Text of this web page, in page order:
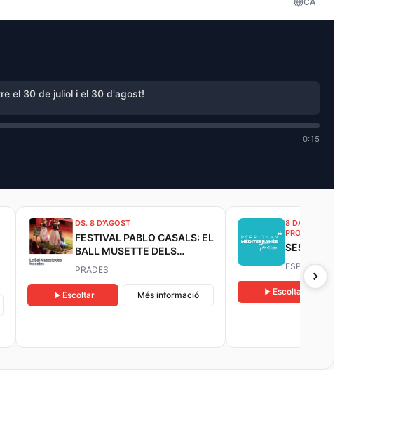
el 30 de juliol i el 30 d'agost!
0:15
DS. 8 D’AGOST
FESTIVAL PABLO CASALS: EL
BALL MUSETTE DELS
INSECTES
PRADES
Escoltar Més informació
8 DATAS
PROPERA 8 D’AGOST
SESSIÓ JOCS VIDEO
ESPIRA-DE-L'AGLY
Escoltar